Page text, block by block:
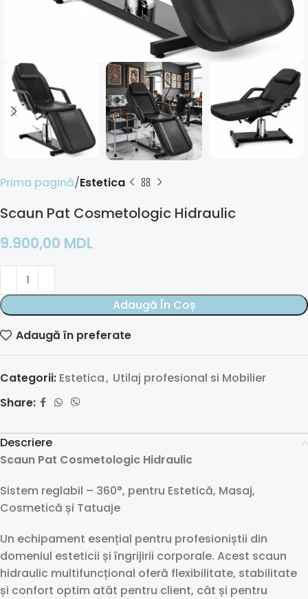
Prima pagină Estetica
Scaun Pat Cosmetologic Hidraulic
9.900,00 MDL
Adaugă În Coș
Adaugă în preferate
Categorii: Estetica, Utilaj profesional si Mobilier
Share:
Descriere
Scaun Pat Cosmetologic Hidraulic
Sistem reglabil – 360°, pentru Estetică, Masaj,
Cosmetică și Tatuaje
Un echipament esențial pentru profesioniștii din
domeniul esteticii și îngrijirii corporale. Acest scaun
hidraulic multifuncțional oferă flexibilitate, stabilitate
și confort optim atât pentru client, cât și pentru